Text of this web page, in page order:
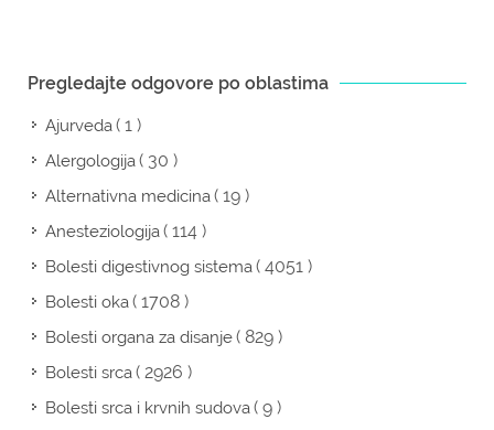
Pregledajte odgovore po oblastima
Ajurveda( 1 )
Alergologija( 30 )
Alternativna medicina( 19 )
Anesteziologija( 114 )
Bolesti digestivnog sistema( 4051 )
Bolesti oka( 1708 )
Bolesti organa za disanje( 829 )
Bolesti srca( 2926 )
Bolesti srca i krvnih sudova( 9 )